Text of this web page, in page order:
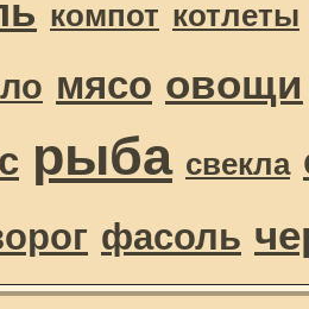
компот котлеты
мясо овощи
рыба свекла
фасоль